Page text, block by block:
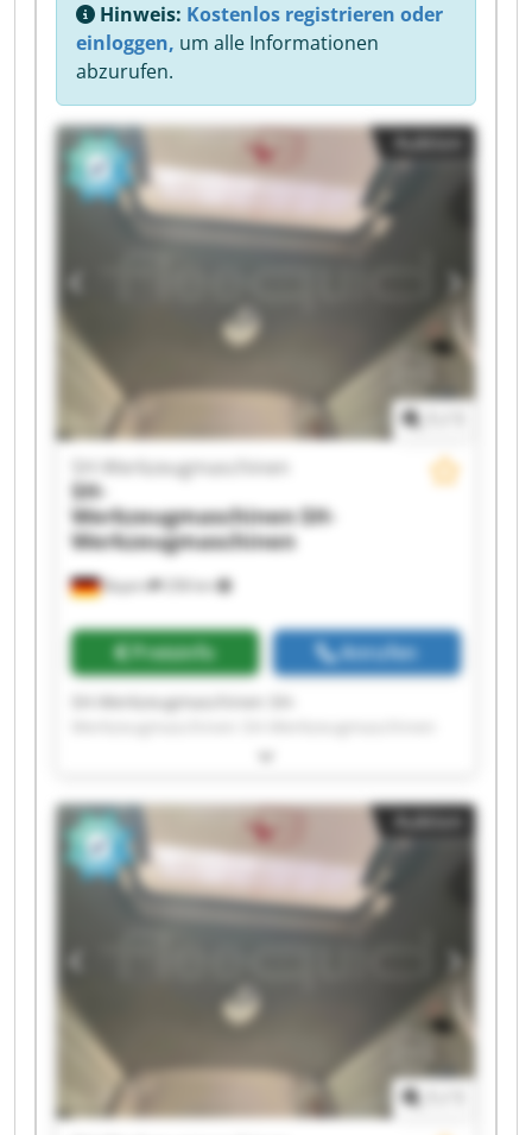
Hinweis: Kostenlos registrieren oder
einloggen, um alle Informationen
abzurufen.
Bayern 258 km
SH-Werkzeugmaschinen
SH-
WerkzeugmaschinenSH-
Werkzeugmaschinen
Preisinfo Anrufen
SH-Werkzeugmaschinen SH-
SH-Werkzeugmaschinen SH-
SH-Werkzeugmaschinen SH-
Werkzeugmaschinen SH-Werkzeugmaschinen
SH-Werkzeugmaschinen SH-
Werkzeugmaschinen SH-Werkzeugmaschinen
SH-Werkzeugmaschinen SH-
Werkzeugmaschinen SH-Werkzeugmaschinen
SH-Werkzeugmaschinen SH-
Werkzeugmaschinen SH-Werkzeugmaschinen
SH-Werkzeugmaschinen SH-
Werkzeugmaschinen